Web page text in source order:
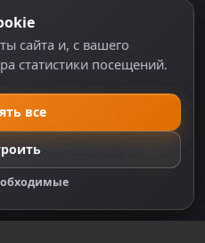
сайта и, с вашего
статистики посещений.
все